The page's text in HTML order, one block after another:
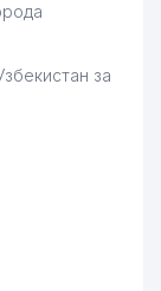
962 м
за